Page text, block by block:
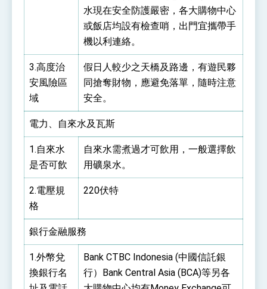
水現在安全防護嚴密，各大購物中心
或飯店均設有檢查哨，出門宜攜帶手
機以利連絡。
3.高度治
安風險區
域
假日人較少之天橋及路邊，有遊民夥
同搶奪財物，應避免落單，隨時注意
安全。
電力、自來水及瓦斯
1.自來水
是否可飲
自來水需煮過才可飲用，一般選擇飲
用礦泉水。
2.電壓規
格
220伏特
銀行金融服務
1.外幣兌
換銀行名
Bank CTBC Indonesia (中國信託銀
行）Bank Central Asia (BCA)等另各